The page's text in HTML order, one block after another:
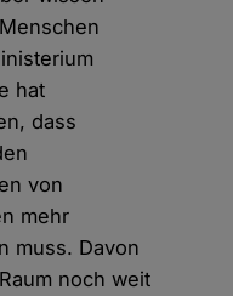
hat
dass
von
mehr
muss. Davon
noch weit